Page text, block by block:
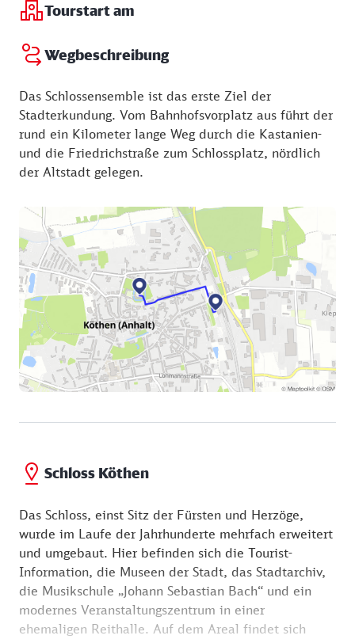
Tourstart am
Wegbeschreibung
Das Schlossensemble ist das erste Ziel der
Stadterkundung. Vom Bahnhofsvorplatz aus führt der
rund ein Kilometer lange Weg durch die Kastanien-
und die Friedrichstraße zum Schlossplatz, nördlich
der Altstadt gelegen.
Schloss Köthen
Das Schloss, einst Sitz der Fürsten und Herzöge,
wurde im Laufe der Jahrhunderte mehrfach erweitert
und umgebaut. Hier befinden sich die Tourist-
Information, die Museen der Stadt, das Stadtarchiv,
die Musikschule „Johann Sebastian Bach“ und ein
modernes Veranstaltungszentrum in einer
ehemaligen Reithalle. Auf dem Areal findet sich